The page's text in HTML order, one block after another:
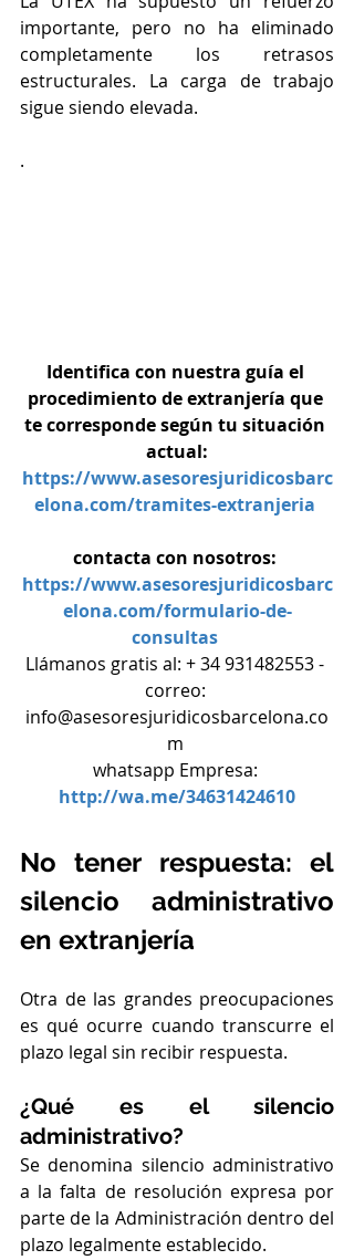
importante, pero no ha eliminado
completamente los retrasos
estructurales. La carga de trabajo
sigue siendo elevada.
.
Identifica con nuestra guía el
procedimiento de extranjería que
te corresponde según tu situación
actual:
https://www.asesoresjuridicosbarc
elona.com/tramites-extranjeria
contacta con nosotros:
https://www.asesoresjuridicosbarc
elona.com/formulario-de-
consultas
Llámanos gratis al: + 34 931482553 -
correo:
info@asesoresjuridicosbarcelona.co
m
whatsapp Empresa:
http://wa.me/34631424610
No tener respuesta: el
silencio administrativo
en extranjería
Otra de las grandes preocupaciones
es qué ocurre cuando transcurre el
plazo legal sin recibir respuesta.
¿Qué es el silencio
administrativo?
Se denomina silencio administrativo
a la falta de resolución expresa por
parte de la Administración dentro del
plazo legalmente establecido.